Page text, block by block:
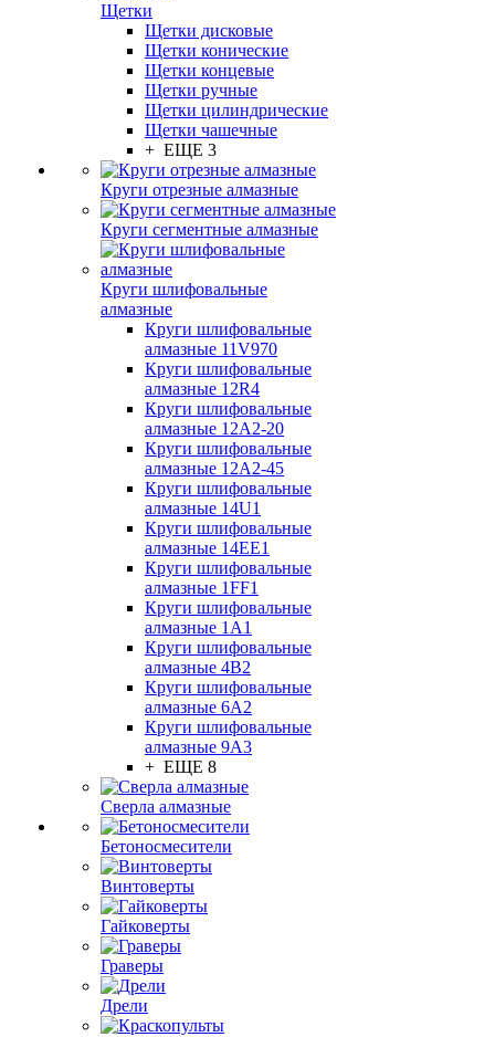
Щетки
Щетки дисковые
Щетки конические
Щетки концевые
Щетки ручные
Щетки цилиндрические
Щетки чашечные
+ ЕЩЕ 3
Круги отрезные алмазные
Круги сегментные алмазные
Круги шлифовальные
алмазные
Круги шлифовальные
алмазные 11V970
Круги шлифовальные
алмазные 12R4
Круги шлифовальные
алмазные 12А2-20
Круги шлифовальные
алмазные 12А2-45
Круги шлифовальные
алмазные 14U1
Круги шлифовальные
алмазные 14ЕЕ1
Круги шлифовальные
алмазные 1FF1
Круги шлифовальные
алмазные 1А1
Круги шлифовальные
алмазные 4В2
Круги шлифовальные
алмазные 6A2
Круги шлифовальные
алмазные 9А3
+ ЕЩЕ 8
Сверла алмазные
Бетоносмесители
Винтоверты
Гайковерты
Граверы
Дрели